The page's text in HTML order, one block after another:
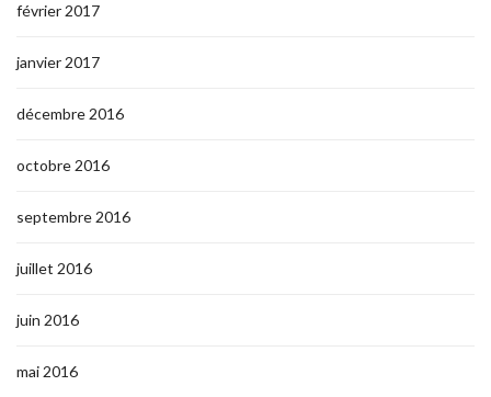
février 2017
janvier 2017
décembre 2016
octobre 2016
septembre 2016
juillet 2016
juin 2016
mai 2016